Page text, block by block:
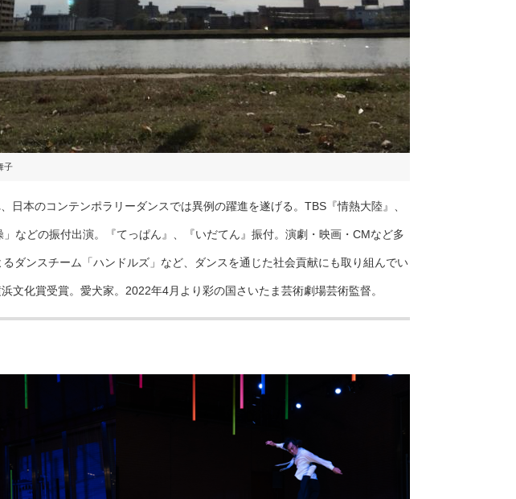
子
本のコンテンポラリーダンスでは異例の躍進を遂げる。TBS『情熱大陸』、
などの振付出演。『てっぱん』、『いだてん』振付。演劇・映画・CMなど多
ダンスチーム「ハンドルズ」など、ダンスを通じた社会貢献にも取り組んでい
化賞受賞。愛犬家。2022年4月より彩の国さいたま芸術劇場芸術監督。